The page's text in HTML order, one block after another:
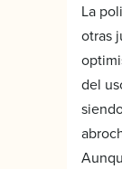
La
otras
del